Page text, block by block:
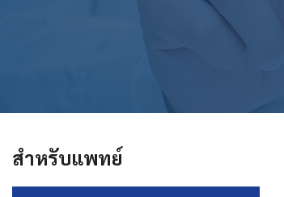
สำหรับแพทย์